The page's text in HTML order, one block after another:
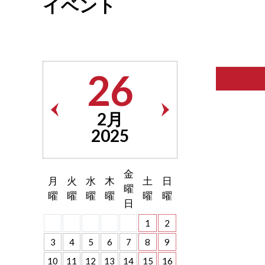
イベント
26
2月
2025
月
曜
火
曜
水
曜
木
曜
金
曜
日
土
曜
日
曜
1
2
3
4 5 6 7 8
9
10
11 12 13 14 15
16